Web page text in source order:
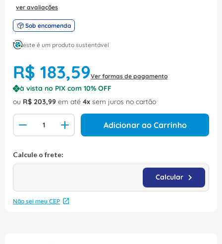
ver avaliações
Sob encomenda
este é um produto sustentável
R$ 183,59Ver formas de pagamento
à vista no PIX com 10% OFF
ou R$ 203,99 em até 4 sem juros no cartão
Adicionar ao Carrinho
Não sei meu CEP